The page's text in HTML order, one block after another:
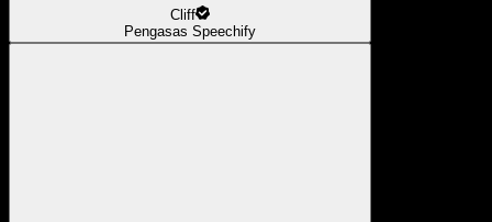
Cliff
Pengasas Speechify